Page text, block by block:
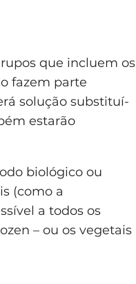
que incluem os
fazem parte
solução substituí-
estarão
biológico ou
(como a
a todos os
– ou os vegetais